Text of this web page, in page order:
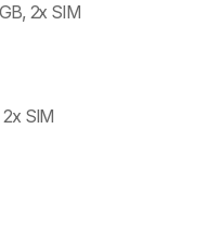
2x SIM
2x SIM